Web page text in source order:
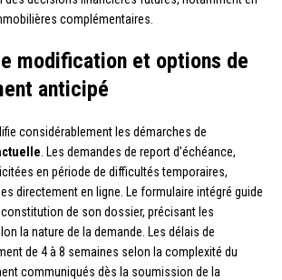
complémentaires.
modification et options de
anticipé
considérablement les démarches de
. Les demandes de report d’échéance,
en période de difficultés temporaires,
directement en ligne. Le formulaire intégré guide
constitution de son dossier, précisant les
la nature de la demande. Les délais de
de 4 à 8 semaines selon la complexité du
communiqués dès la soumission de la